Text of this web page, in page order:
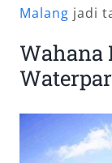
Malang jadi
Wahana